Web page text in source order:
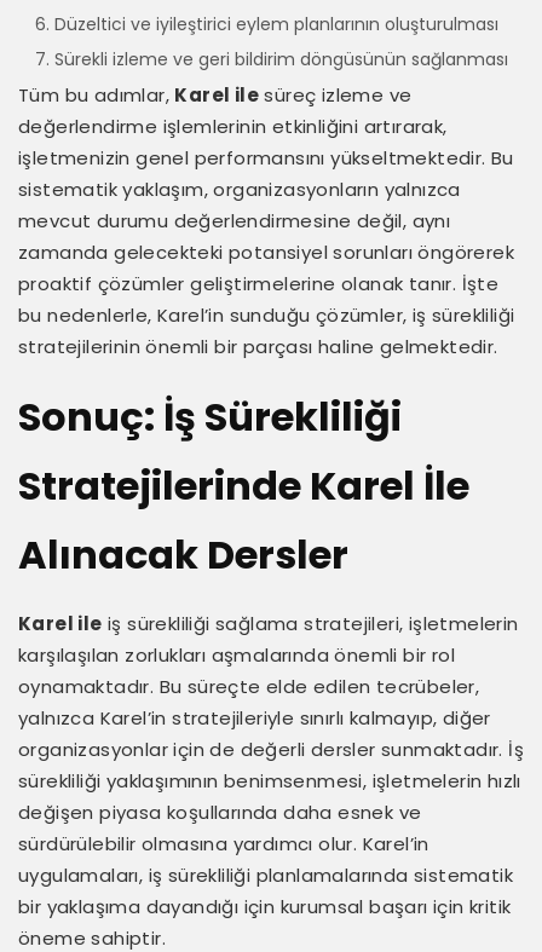
Düzeltici ve iyileştirici eylem planlarının oluşturulması
Sürekli izleme ve geri bildirim döngüsünün sağlanması
Tüm bu adımlar, Karel ilesüreç izleme ve
değerlendirme işlemlerinin etkinliğini artırarak,
işletmenizin genel performansını yükseltmektedir. Bu
sistematik yaklaşım, organizasyonların yalnızca
mevcut durumu değerlendirmesine değil, aynı
zamanda gelecekteki potansiyel sorunları öngörerek
proaktif çözümler geliştirmelerine olanak tanır. İşte
bu nedenlerle, Karel’in sunduğu çözümler, iş sürekliliği
stratejilerinin önemli bir parçası haline gelmektedir.
Sonuç: İş Sürekliliği
Stratejilerinde Karel İle
Alınacak Dersler
Karel ile iş sürekliliği sağlama stratejileri, işletmelerin
karşılaşılan zorlukları aşmalarında önemli bir rol
oynamaktadır. Bu süreçte elde edilen tecrübeler,
yalnızca Karel’in stratejileriyle sınırlı kalmayıp, diğer
organizasyonlar için de değerli dersler sunmaktadır. İş
sürekliliği yaklaşımının benimsenmesi, işletmelerin hızlı
değişen piyasa koşullarında daha esnek ve
sürdürülebilir olmasına yardımcı olur. Karel’in
uygulamaları, iş sürekliliği planlamalarında sistematik
bir yaklaşıma dayandığı için kurumsal başarı için kritik
öneme sahiptir.